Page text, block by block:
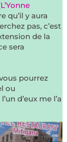
L’Yonne
qu’il y aura
pas, c’est
de la
sera
pourrez
ou
d’eux me l’a